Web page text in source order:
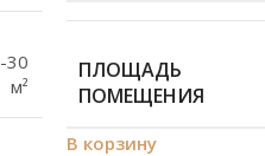
30
м²
ПЛОЩАДЬ
ПОМЕЩЕНИЯ
В корзину